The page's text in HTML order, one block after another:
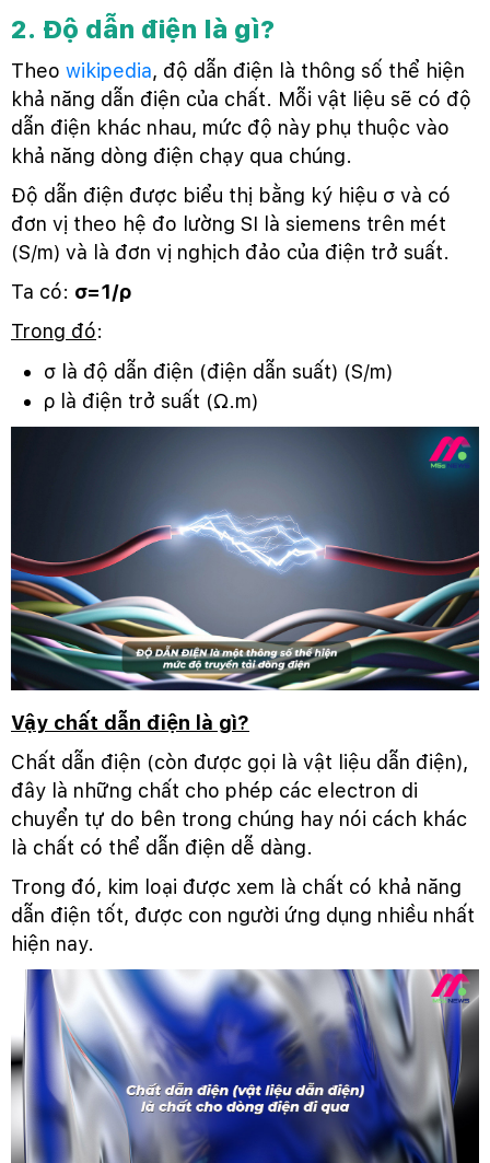
2. Độ dẫn điện là gì?
Theo wikipedia, độ dẫn điện là thông số thể hiện
khả năng dẫn điện của chất. Mỗi vật liệu sẽ có độ
dẫn điện khác nhau, mức độ này phụ thuộc vào
khả năng dòng điện chạy qua chúng.
Độ dẫn điện được biểu thị bằng ký hiệu σ và có
đơn vị theo hệ đo lường SI là siemens trên mét
(S/m) và là đơn vị nghịch đảo của điện trở suất.
Ta có: σ=1/ρ
Trong đó:
σ là độ dẫn điện (điện dẫn suất) (S/m)
ρ là điện trở suất (Ω.m)
Vậy chất dẫn điện là gì?
Chất dẫn điện (còn được gọi là vật liệu dẫn điện),
đây là những chất cho phép các electron di
chuyển tự do bên trong chúng hay nói cách khác
là chất có thể dẫn điện dễ dàng.
Trong đó, kim loại được xem là chất có khả năng
dẫn điện tốt, được con người ứng dụng nhiều nhất
hiện nay.